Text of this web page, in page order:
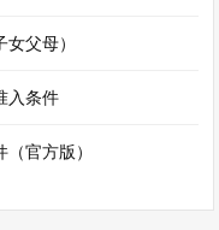
父母）
入条件
官方版）